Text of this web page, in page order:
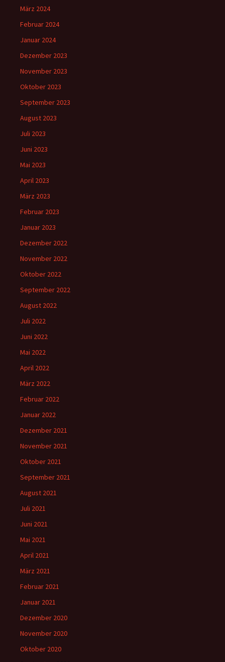
März 2024
Februar 2024
Januar 2024
Dezember 2023
November 2023
Oktober 2023
September 2023
August 2023
Juli 2023
Juni 2023
Mai 2023
April 2023
März 2023
Februar 2023
Januar 2023
Dezember 2022
November 2022
Oktober 2022
September 2022
August 2022
Juli 2022
Juni 2022
Mai 2022
April 2022
März 2022
Februar 2022
Januar 2022
Dezember 2021
November 2021
Oktober 2021
September 2021
August 2021
Juli 2021
Juni 2021
Mai 2021
April 2021
März 2021
Februar 2021
Januar 2021
Dezember 2020
November 2020
Oktober 2020